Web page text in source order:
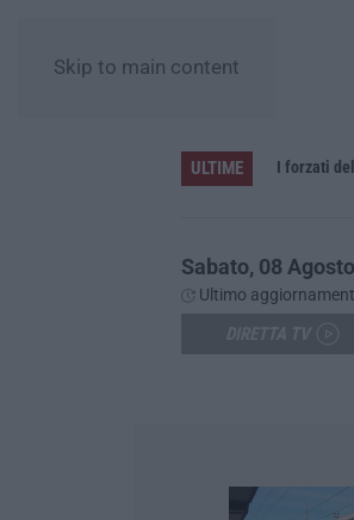
Skip to main content
ULTIME
Vinitaly and the City sbarca a Reggio Calabria: due giorni tra vino, cooking show e concerti – FOTO I forzati
Sabato, 08 Agosto
Ultimo